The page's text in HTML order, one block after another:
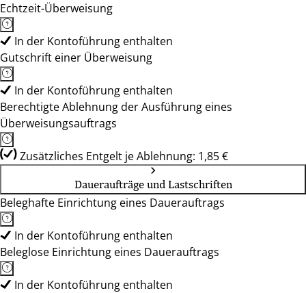
Echtzeit-Überweisung
In der Kontoführung enthalten
Gutschrift einer Überweisung
In der Kontoführung enthalten
Berechtigte Ablehnung der Ausführung eines
Überweisungsauftrags
Zusätzliches Entgelt je Ablehnung: 1,85 €
Daueraufträge und Lastschriften
Beleghafte Einrichtung eines Dauerauftrags
In der Kontoführung enthalten
Beleglose Einrichtung eines Dauerauftrags
In der Kontoführung enthalten